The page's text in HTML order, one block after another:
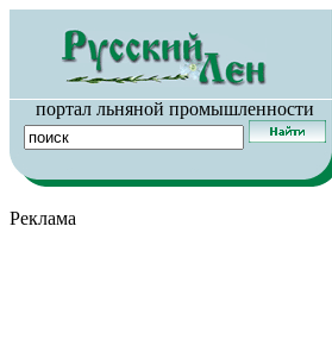
портал льняной промышленности
Реклама